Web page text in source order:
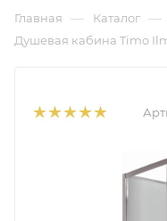
Главная — Каталог —
Душевая кабина Timo